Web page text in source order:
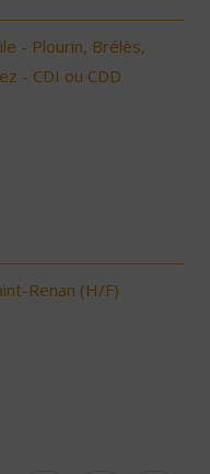
- Plourin, Brélès,
- CDI ou CDD
Renan (H/F)